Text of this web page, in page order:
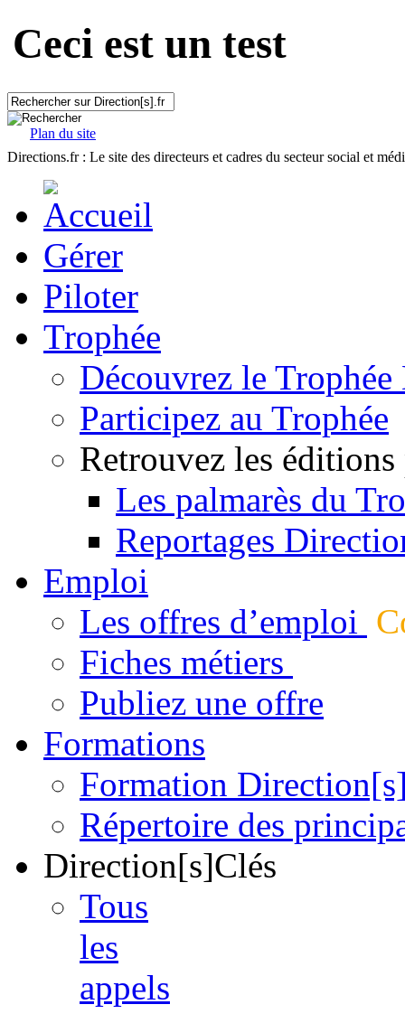
Ceci est un test
Plan du site
Directions.fr : Le site des directeurs et cadres du secteur social et
Gérer
Piloter
Trophée
Découvrez le
Participez au Trophée
Retrouvez les éditions
Les palmarès du
Reportages
Emploi
Les offres d’emploi
Fiches métiers
Publiez une offre
Formations
Formation
Répertoire des
Direction[s]Clés
Tous
les
appels